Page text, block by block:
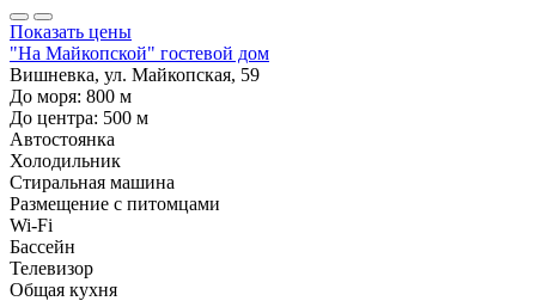
Показать цены
"На Майкопской" гостевой дом
Вишневка, ул. Майкопская, 59
До моря: 800 м
До центра: 500 м
Автостоянка
Холодильник
Стиральная машина
Размещение с питомцами
Wi-Fi
Бассейн
Телевизор
Общая кухня